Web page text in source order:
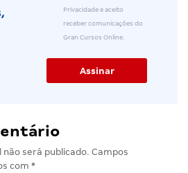
Privacidade e aceito
receber comunicações do
Gran Cursos Online.
será publicado. Campos
com *